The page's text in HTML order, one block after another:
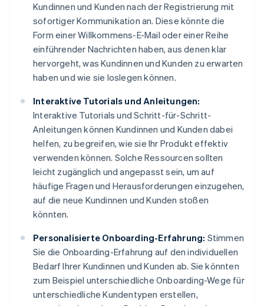
Kundinnen und Kunden nach der Registrierung mit
sofortiger Kommunikation an. Diese könnte die
Form einer Willkommens-E-Mail oder einer Reihe
einführender Nachrichten haben, aus denen klar
hervorgeht, was Kundinnen und Kunden zu erwarten
haben und wie sie loslegen können.
Interaktive Tutorials und Anleitungen:
Interaktive Tutorials und Schritt-für-Schritt-
Anleitungen können Kundinnen und Kunden dabei
helfen, zu begreifen, wie sie Ihr Produkt effektiv
verwenden können. Solche Ressourcen sollten
leicht zugänglich und angepasst sein, um auf
häufige Fragen und Herausforderungen einzugehen,
auf die neue Kundinnen und Kunden stoßen
könnten.
Personalisierte Onboarding-Erfahrung: Stimmen
Sie die Onboarding-Erfahrung auf den individuellen
Bedarf Ihrer Kundinnen und Kunden ab. Sie könnten
zum Beispiel unterschiedliche Onboarding-Wege für
unterschiedliche Kundentypen erstellen,